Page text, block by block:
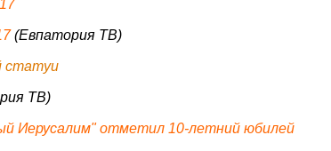
(Евпатория ТВ)
статуи
ТВ)
Иерусалим" отметил 10-летний юбилей